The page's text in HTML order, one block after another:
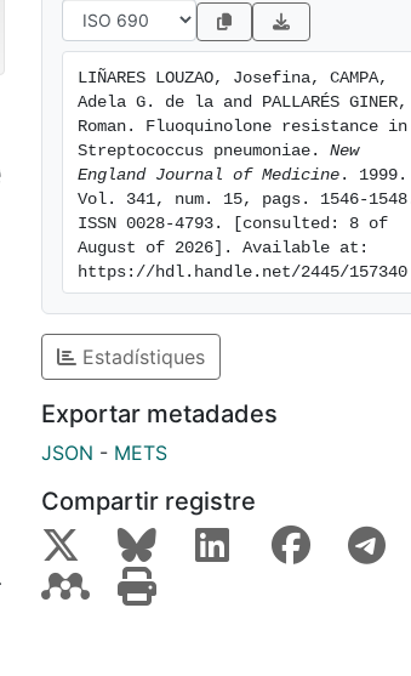
LIÑARES LOUZAO, Josefina, CAMPA,
Adela G. de la and PALLARÉS GINER,
Roman. Fluoquinolone resistance in
Streptococcus pneumoniae. New
England Journal of Medicine . 1999.
Vol. 341, num. 15, pags. 1546-
ISSN 0028-4793. [consulted: 8 of
August of 2026]. Available at:
https://hdl.handle.net/2445/157340
Estadístiques
Exportar metadades
JSON - METS
Compartir registre